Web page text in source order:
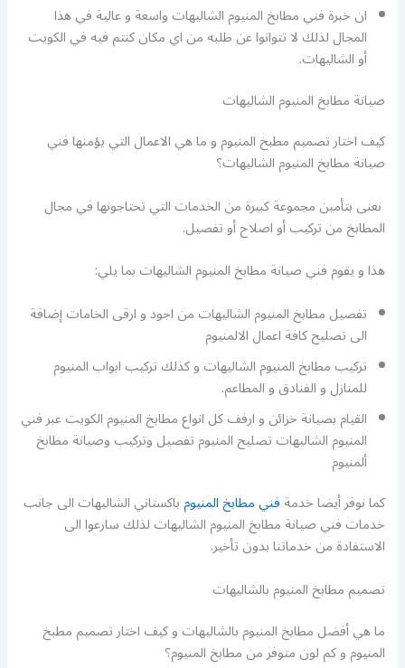
ان خبرة فني مطابخ المنيوم الشاليهات واسعة و عالية في هذا
المجال لذلك لا تتوانوا عن طلبه من اي مكان كنتم فيه في الكويت
أو الشاليهات.
صيانة مطابخ المنيوم الشاليهات
كيف اختار تصميم مطبخ المنيوم و ما هي الاعمال التي يؤمنها فني
صيانة مطابخ المنيوم الشاليهات؟
نعنى بتأمين مجموعة كبيرة من الخدمات التي تحتاجونها في مجال
المطابخ من تركيب أو اصلاح أو تفصيل.
هذا و يقوم فني صيانة مطابخ المنيوم الشاليهات بما يلي:
تفصيل مطابخ المنيوم الشاليهات من اجود و ارقى الخامات إضافة
الى تصليح كافة اعمال الالمنيوم
تركيب مطابخ المنيوم الشاليهات و كذلك تركيب ابواب المنيوم
للمنازل و الفنادق و المطاعم.
القيام بصيانة خزائن و ارفف كل انواع مطابخ المنيوم الكويت عبر فني
المنيوم الشاليهات تصليح المنيوم تفصيل وتركيب وصيانة مطابخ
ألمنيوم
كما نوفر أيضا خدمةفني مطابخ المنيومباكستاني الشاليهات الى جانب
خدمات فني صيانة مطابخ المنيوم الشاليهات لذلك سارعوا الى
الاستفادة من خدماتنا بدون تأخير.
تصميم مطابخ المنيوم بالشاليهات
ما هي أفضل مطابخ المنيوم بالشاليهات و كيف اختار تصميم مطبخ
المنيوم و كم لون متوفر من مطابخ المنيوم؟